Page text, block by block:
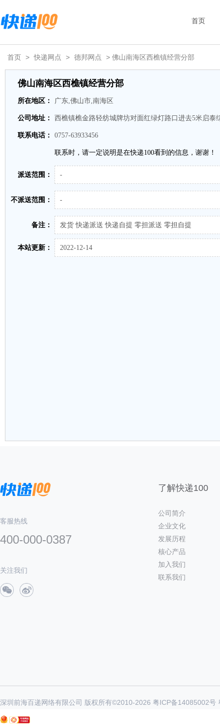
首页
首页 > 快递网点 > 德邦网点 > 佛山南海区西樵镇经营分部
佛山南海区西樵镇经营分部
所在地区： 广东,佛山市,南海区
公司地址： 西樵镇樵金路轻纺城牌坊对面红绿灯路口进去5米启泰
联系电话： 0757-63933456
联系时，请一定说明是在快递100看到的信息，谢谢！
派送范围： -
不派送范围： -
备注： 发货 快递派送 快递自提 零担派送 零担自提
本站更新： 2022-12-14
客服热线
400-000-0387
关注我们
了解快递100
公司简介
企业文化
发展历程
核心产品
加入我们
联系我们
深圳前海百递网络有限公司 版权所有©2010-2026 粤ICP备14085002号